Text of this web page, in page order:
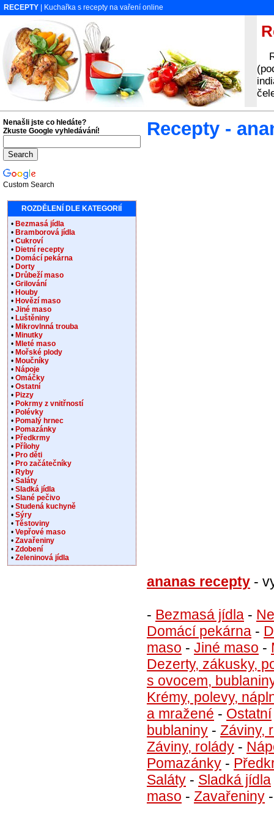
RECEPTY | Kuchařka s recepty na vaření online
Recepty -
ananas recepty -
- Bezmasá jídla -
Domácí pekárna -
maso - Jiné maso -
Dezerty, zákusky,
s ovocem,
Krémy, polevy,
a mražené - Ostatní
bublaniny - Záviny,
Záviny, rolády -
Pomazánky -
Saláty - Sladká jídla
maso - Zavařeniny
Nenašli jste co hledáte?
Zkuste Google vyhledávání!
Custom Search
ROZDĚLENÍ DLE KATEGORIÍ
• Bezmasá jídla
• Bramborová jídla
• Cukroví
• Dietní recepty
• Domácí pekárna
• Dorty
• Drůbeží maso
• Grilování
• Houby
• Hovězí maso
• Jiné maso
• Luštěniny
• Mikrovlnná trouba
• Minutky
• Mleté maso
• Mořské plody
• Moučníky
• Nápoje
• Omáčky
• Ostatní
• Pizzy
• Pokrmy z vnitřností
• Polévky
• Pomalý hrnec
• Pomazánky
• Předkrmy
• Přílohy
• Pro děti
• Pro začátečníky
• Ryby
• Saláty
• Sladká jídla
• Slané pečivo
• Studená kuchyně
• Sýry
• Těstoviny
• Vepřové maso
• Zavařeniny
• Zdobení
• Zeleninová jídla